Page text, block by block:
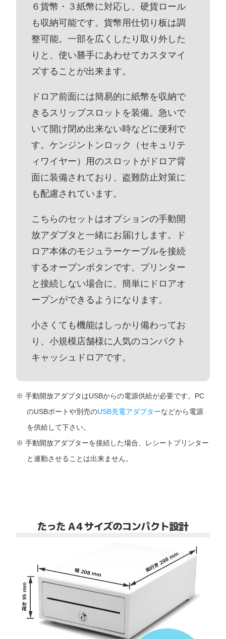
６貨幣・３紙幣に対応し、硬貨ロール
も収納可能です。貨幣用仕切り板は調
整可能。一部を広くしたり取り外した
りと、使い勝手にあわせてカスタマイ
ズすることが出来ます。
ドロア前面には簡易的に紙幣を収納で
きるスリップスロットを装備。急いで
いて開け閉め出来ない時などに便利で
す。ケンジントンロック（セキュリテ
ィワイヤー）用のスロットがドロア背
面に装備されており、盗難防止対策に
も配慮されています。
こちらのセットはオプションの手動開
放アダプタと一緒にお届けします。ド
ロア本体のモジュラーケーブルを接続
するオープンボタンです。プリンター
と接続しない場合に、簡単にドロアオ
ープンができるようになります。
小さくても機能はしっかり備わってお
り、小規模店舗様に人気のコンパクト
キャッシュドロアです。
手動開放アダプタはUSBからの電源供給が必要です。PC
のUSBポートや別売のUSB充電アダプターなどから電源
を供給して下さい。
手動開放アダプターを接続した場合、レシートプリンター
と連動させることは出来ません。